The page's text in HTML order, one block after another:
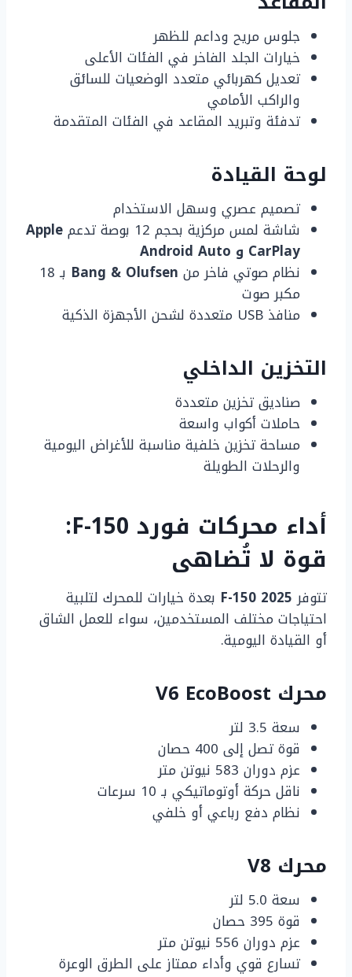
جلوس مريح وداعم للظهر
خيارات الجلد الفاخر في الفئات الأعلى
تعديل كهربائي متعدد الوضعيات للسائق
والراكب الأمامي
تدفئة وتبريد المقاعد في الفئات المتقدمة
لوحة القيادة
تصميم عصري وسهل الاستخدام
شاشة لمس مركزية بحجم 12 بوصة تدعم
Apple
CarPlay و Android Auto
نظام صوتي فاخر من Bang & Olufsen
بـ 18
مكبر صوت
منافذ USB متعددة لشحن الأجهزة الذكية
التخزين الداخلي
صناديق تخزين متعددة
حاملات أكواب واسعة
مساحة تخزين خلفية مناسبة للأغراض اليومية
والرحلات الطويلة
أداء محركات فورد F-150:
قوة لا تُضاهى
تتوفر F-150 2025 بعدة خيارات للمحرك لتلبية
احتياجات مختلف المستخدمين، سواء للعمل الشاق
أو القيادة اليومية.
محرك V6 EcoBoost
سعة 3.5 لتر
قوة تصل إلى 400 حصان
عزم دوران 583 نيوتن متر
ناقل حركة أوتوماتيكي بـ 10 سرعات
نظام دفع رباعي أو خلفي
محرك V8
سعة 5.0 لتر
قوة 395 حصان
عزم دوران 556 نيوتن متر
تسارع قوي وأداء ممتاز على الطرق الوعرة